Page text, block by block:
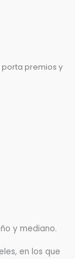
premios y
y mediano.
en los que